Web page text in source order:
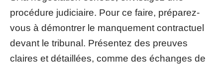
procédure judiciaire. Pour ce faire, préparez-
vous à démontrer le manquement contractuel
devant le tribunal. Présentez des preuves
claires et détaillées, comme des échanges de